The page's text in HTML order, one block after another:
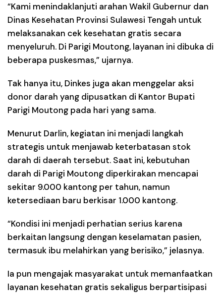
“Kami menindaklanjuti arahan Wakil Gubernur dan
Dinas Kesehatan Provinsi Sulawesi Tengah untuk
melaksanakan cek kesehatan gratis secara
menyeluruh. Di Parigi Moutong, layanan ini dibuka di
beberapa puskesmas,” ujarnya.
Tak hanya itu, Dinkes juga akan menggelar aksi
donor darah yang dipusatkan di Kantor Bupati
Parigi Moutong pada hari yang sama.
Menurut Darlin, kegiatan ini menjadi langkah
strategis untuk menjawab keterbatasan stok
darah di daerah tersebut. Saat ini, kebutuhan
darah di Parigi Moutong diperkirakan mencapai
sekitar 9.000 kantong per tahun, namun
ketersediaan baru berkisar 1.000 kantong.
“Kondisi ini menjadi perhatian serius karena
berkaitan langsung dengan keselamatan pasien,
termasuk ibu melahirkan yang berisiko,” jelasnya.
Ia pun mengajak masyarakat untuk memanfaatkan
layanan kesehatan gratis sekaligus berpartisipasi